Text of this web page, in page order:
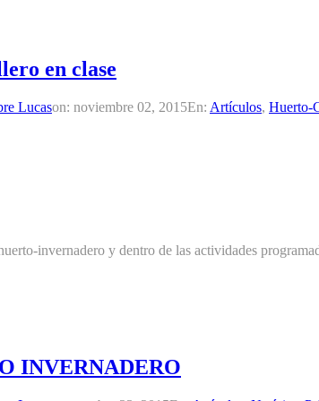
en clase
Lucason: noviembre 02, 2015En: Artículos, Huerto-
invernadero y dentro de las actividades
INVERNADERO